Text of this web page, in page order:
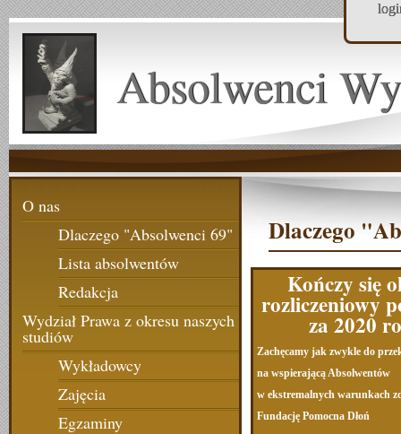
Absolwenci
O nas
Dlaczego "Absolwenci 69"
Lista absolwentów
Redakcja
Wydział Prawa z okresu naszych
studiów
Wykładowcy
Zajęcia
Egzaminy
Dlaczego
Kończy się
rozliczeniowy
za 2020
Zachęcamy jak zwykle do
na wspierającą Absolwentów
w ekstremalnych warunkach
Fundację Pomocna Dłoń